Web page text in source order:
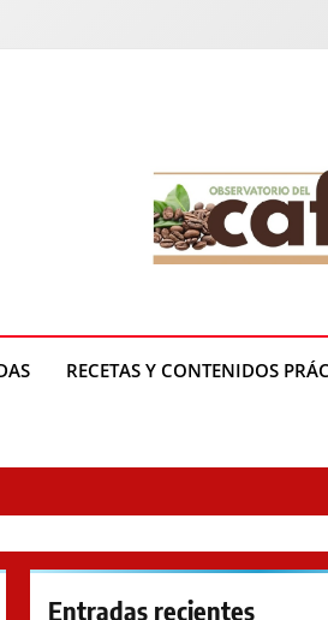
RECETAS Y CONTENIDOS
Entradas recientes